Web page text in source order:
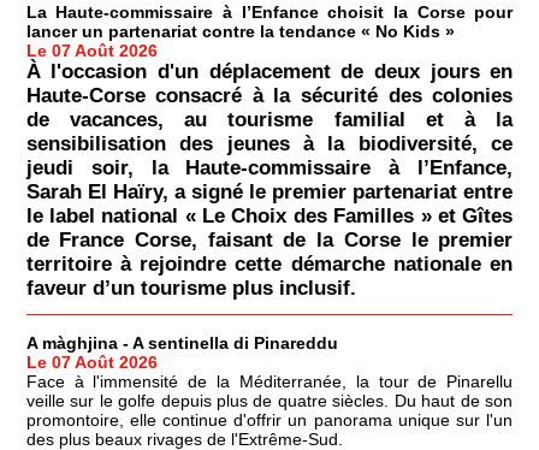
La Haute-commissaire à l’Enfance choisit la Corse pour
lancer un partenariat contre la tendance « No Kids »
Le 07 Août 2026
À l'occasion d'un déplacement de deux jours en
Haute-Corse consacré à la sécurité des colonies
de vacances, au tourisme familial et à la
sensibilisation des jeunes à la biodiversité, ce
jeudi soir, la Haute-commissaire à l’Enfance,
Sarah El Haïry, a signé le premier partenariat entre
le label national « Le Choix des Familles » et Gîtes
de France Corse, faisant de la Corse le premier
territoire à rejoindre cette démarche nationale en
faveur d’un tourisme plus inclusif.
A màghjina - A sentinella di Pinareddu
Le 07 Août 2026
Face à l'immensité de la Méditerranée, la tour de Pinarellu
veille sur le golfe depuis plus de quatre siècles. Du haut de son
promontoire, elle continue d'offrir un panorama unique sur l'un
des plus beaux rivages de l'Extrême-Sud.